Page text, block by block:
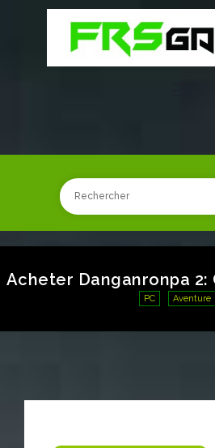
Acheter Danganronpa 2:
PC Aventure